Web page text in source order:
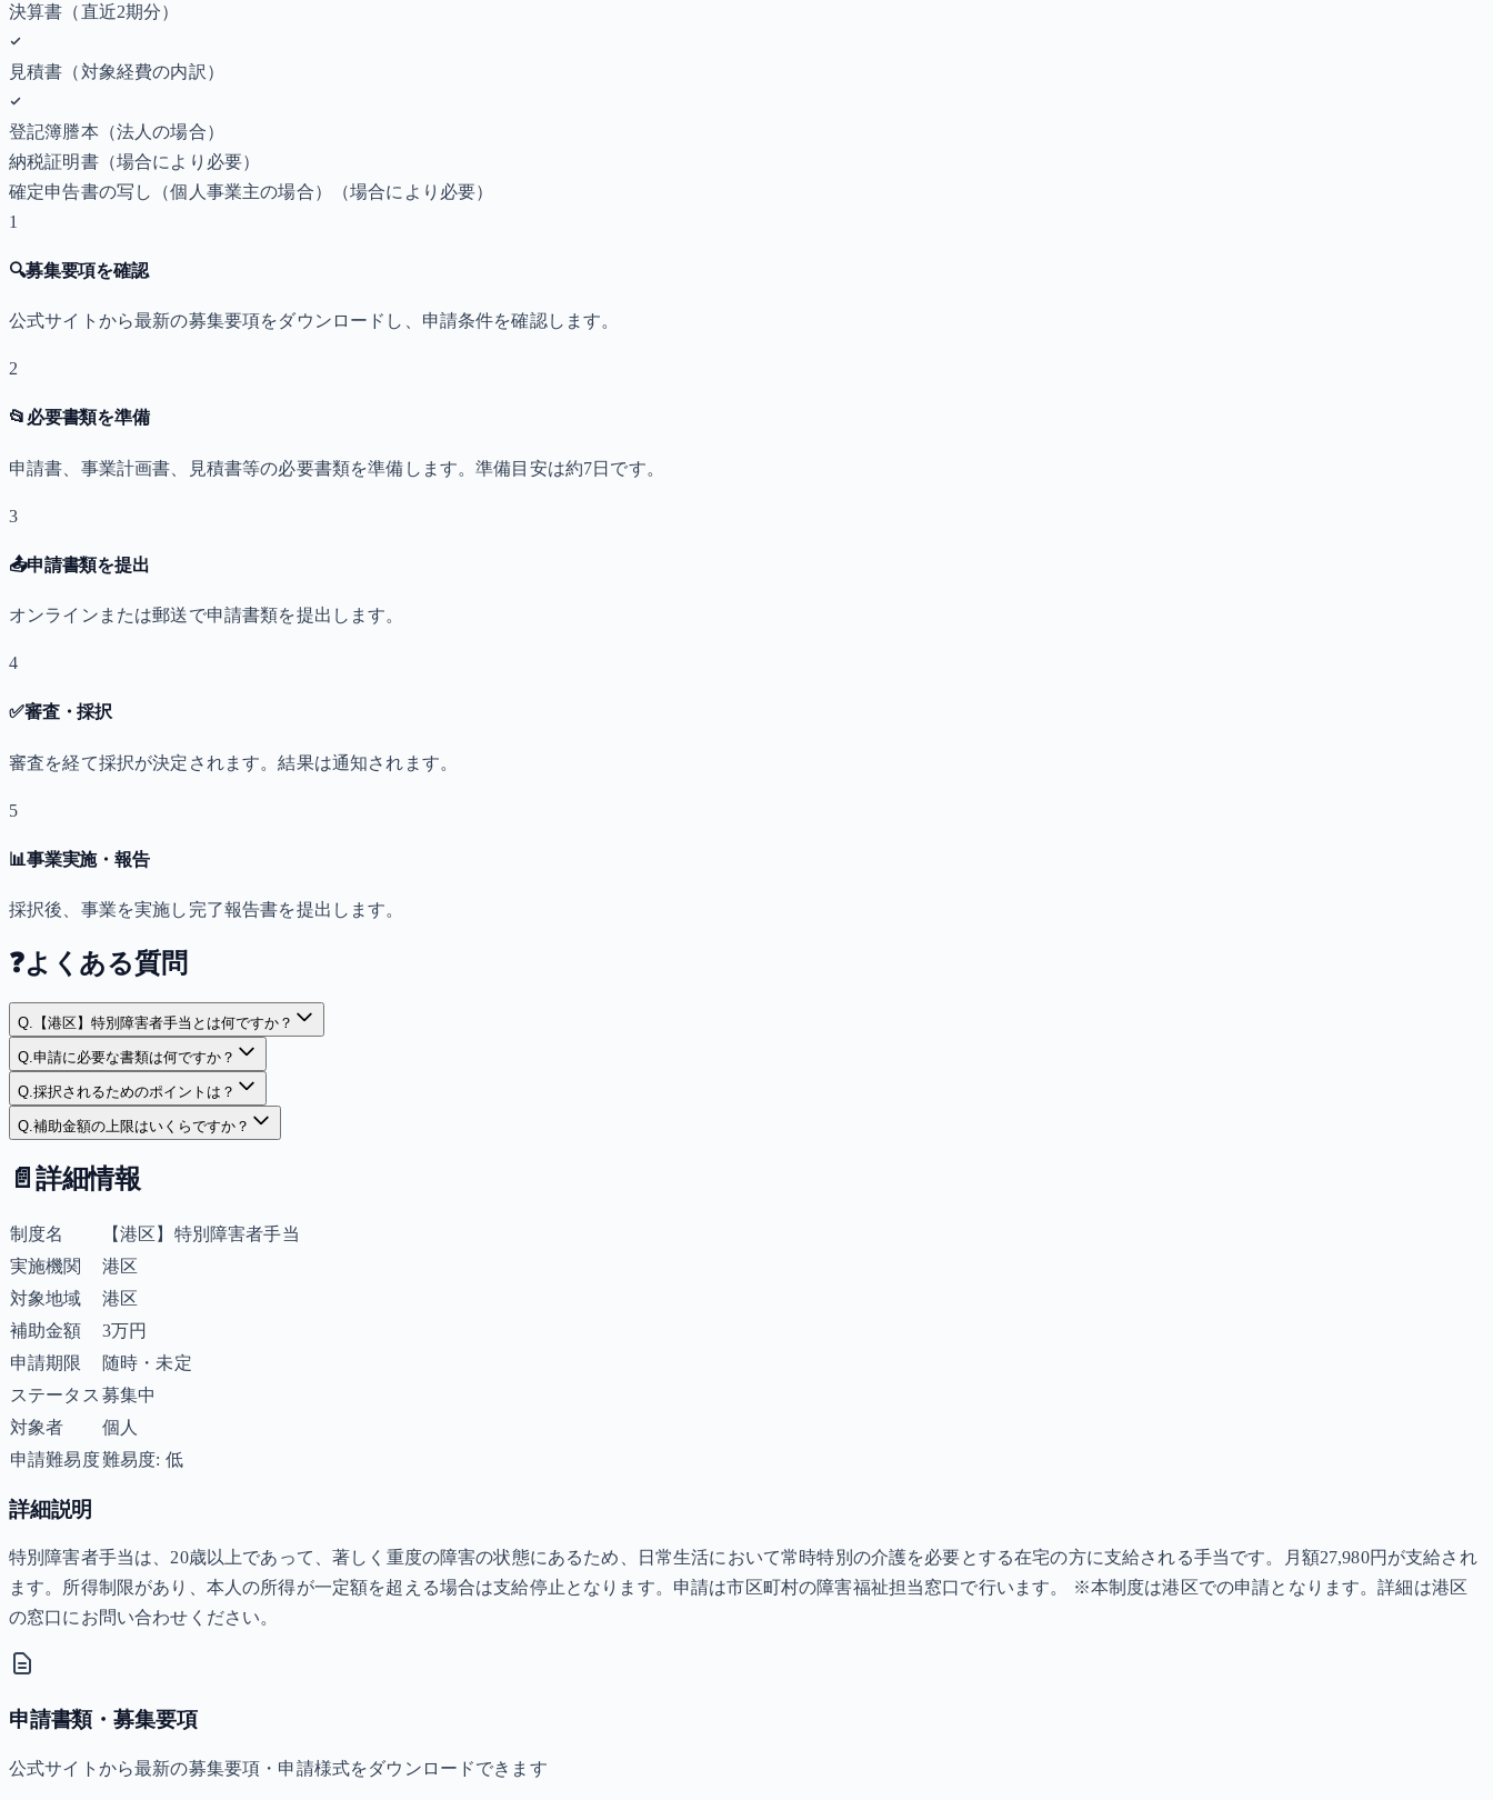
決算書（直近2期分）
見積書（対象経費の内訳）
登記簿謄本（法人の場合）
納税証明書（場合により必要）
確定申告書の写し（個人事業主の場合）
（場合により必要）
1
🔍募集要項を確認
公式サイトから最新の募集要項をダウンロードし、申請条件を確認します。
2
📂 必要書類を準備
申請書、事業計画書、見積書等の必要書類を準備します。準備目安は約7日です。
3
📤申請書類を提出
オンラインまたは郵送で申請書類を提出します。
4
✅審査・採択
審査を経て採択が決定されます。結果は通知されます。
5
📊事業実施・報告
採択後、事業を実施し完了報告書を提出します。
❓よくある質問
Q. 【港区】特別障害者手当とは何ですか？
Q.申請に必要な書類は何ですか？
Q.採択されるためのポイントは？
Q.補助金額の上限はいくらですか？
📄 詳細情報
制度名
【港区】特別障害者手当
実施機関
港区
対象地域
港区
補助金額
3万円
申請期限
随時・未定
ステータス 募集中
対象者
個人
申請難易度難易度: 低
詳細説明
特別障害者手当は、20歳以上であって、著しく重度の障害の状態にあるため、日常生活において常時特別の介護を必要とする在宅の方に支給される手当です。月額27,980円が支給され
ます。所得制限があり、本人の所得が一定額を超える場合は支給停止となります。申請は市区町村の障害福祉担当窓口で行います。 ※本制度は港区での申請となります。詳細は港区
の窓口にお問い合わせください。
申請書類・募集要項
公式サイトから最新の募集要項・申請様式をダウンロードできます